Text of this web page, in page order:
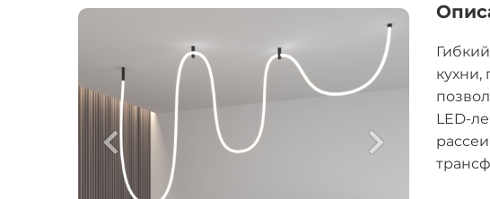
кухни,
LED-